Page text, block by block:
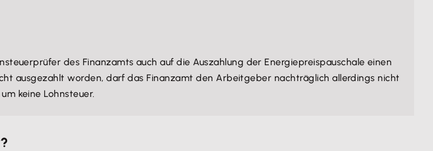
des Finanzamts auch auf die Auszahlung der Energiepreispauschale einen
ausgezahlt worden, darf das Finanzamt den Arbeitgeber nachträglich allerdings nicht
keine Lohnsteuer.